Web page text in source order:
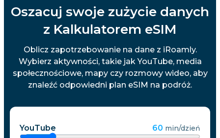
Oszacuj swoje zużycie danych
z Kalkulatorem eSIM
Oblicz zapotrzebowanie na dane z iRoamly.
Wybierz aktywności, takie jak YouTube, media
społecznościowe, mapy czy rozmowy wideo, aby
znaleźć odpowiedni plan eSIM na podróż.
YouTube 60 min/dzień